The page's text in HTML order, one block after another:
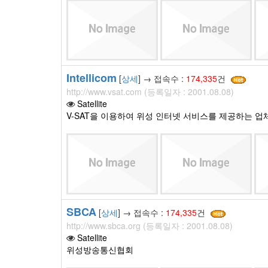
Intellicom [상세] → 접속수 : 174,335건
http://www.vsat.com (등록일자 : 2001.08.08)
Satellite
V-SAT을 이용하여 위성 인터넷 서비스를 제공하는 업
SBCA [상세] → 접속수 : 174,335건
http://www.sbca.org (등록일자 : 2001.08.08)
Satellite
위성방송통신협회